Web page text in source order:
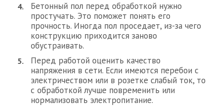
Бетонный пол перед обработкой нужно
простучать. Это поможет понять его
прочность. Иногда пол проседает, из-за чего
конструкцию приходится заново
обустраивать.
Перед работой оценить качество
напряжения в сети. Если имеются перебои с
электричеством или в розетке слабый ток, то
с обработкой лучше повременить или
нормализовать электропитание.